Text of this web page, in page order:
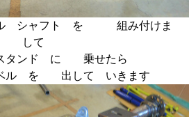
シャフト を 組み付けま
して
タンド に 乗せたら
を 出して いきます